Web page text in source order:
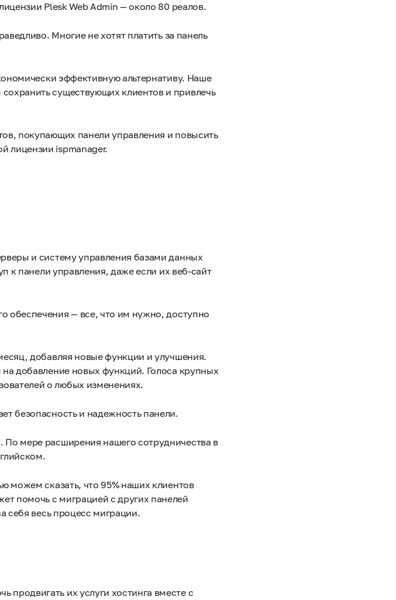
Plesk Web Admin — около 80 реалов.
Многие не хотят платить за панель
эффективную альтернативу. Наше
существующих клиентов и привлечь
покупающих панели управления и повысить
лицензии ispmanager.
и систему управления базами данных
к панели управления, даже если их веб-сайт
обеспечения — все, что им нужно, доступно
добавляя новые функции и улучшения.
добавление новых функций. Голоса крупных
о любых изменениях.
безопасность и надежность панели.
мере расширения нашего сотрудничества в
можем сказать, что 95% наших клиентов
помочь с миграцией с других панелей
себя весь процесс миграции.
их услуги хостинга вместе с